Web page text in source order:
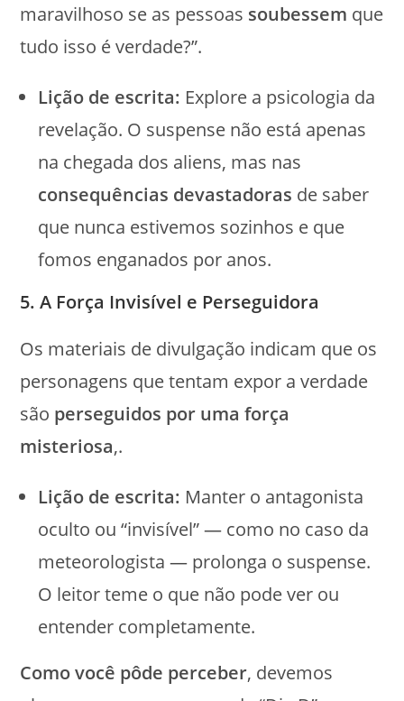
maravilhoso se as pessoas soubessem que
tudo isso é verdade?”.
Lição de escrita: Explore a psicologia da
revelação. O suspense não está apenas
na chegada dos aliens, mas nas
consequências devastadoras de saber
que nunca estivemos sozinhos e que
fomos enganados por anos.
5. A Força Invisível e Perseguidora
Os materiais de divulgação indicam que os
personagens que tentam expor a verdade
são perseguidos por uma força
misteriosa,.
Lição de escrita: Manter o antagonista
oculto ou “invisível” — como no caso da
meteorologista — prolonga o suspense.
O leitor teme o que não pode ver ou
entender completamente.
Como você pôde perceber, devemos